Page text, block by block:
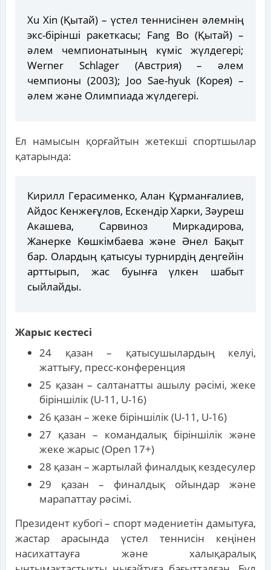
Xu Xin (Қытай) – үстел теннисінен әлемнің
экс-бірінші ракеткасы; Fang Bo (Қытай) –
әлем чемпионатының күміс жүлдегері;
Werner Schlager (Австрия) – әлем
чемпионы (2003); Joo Sae-hyuk (Корея) –
әлем және Олимпиада жүлдегері.
Ел намысын қорғайтын жетекші спортшылар
қатарында:
Кирилл Герасименко, Алан Құрманғалиев,
Айдос Кенжеғұлов, Ескендір Харки, Зәуреш
Акашева, Сарвиноз Миркадирова,
Жанерке Көшкімбаева және Әнел Бақыт
бар. Олардың қатысуы турнирдің деңгейін
арттырып, жас буынға үлкен шабыт
сыйлайды.
Жарыс кестесі
24 қазан – қатысушылардың келуі,
жаттығу, пресс-конференция
25 қазан – салтанатты ашылу рәсімі, жеке
біріншілік (U-11, U-16)
26 қазан – жеке біріншілік (U-11, U-16)
27 қазан – командалық біріншілік және
жеке жарыс (Open 17+)
28 қазан – жартылай финалдық кездесулер
29 қазан – финалдық ойындар және
марапаттау рәсімі.
Президент кубогі – спорт мәдениетін дамытуға,
жастар арасында үстел теннисін кеңінен
насихаттауға және халықаралық